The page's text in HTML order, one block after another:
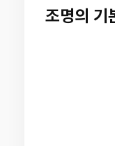
조명의 기